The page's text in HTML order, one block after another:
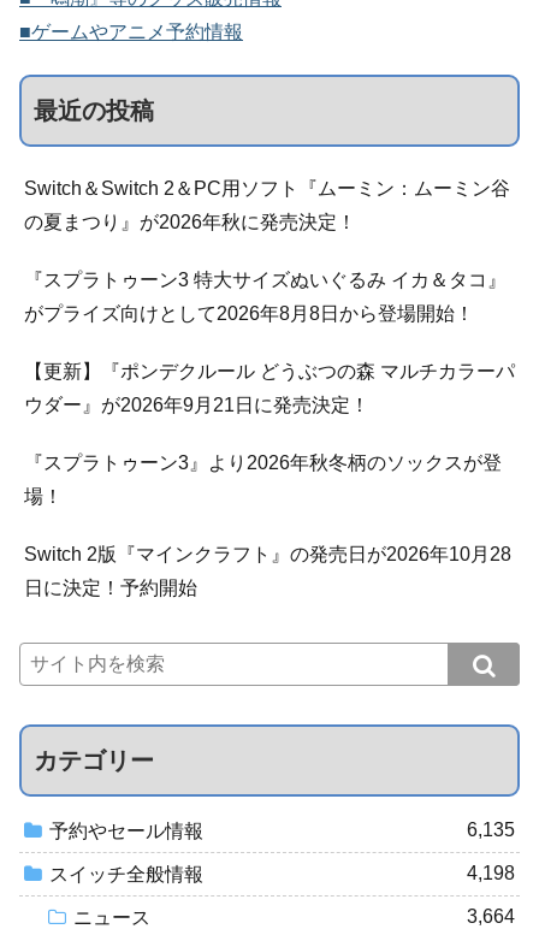
■ゲームやアニメ予約情報
最近の投稿
Switch＆Switch 2＆PC用ソフト『ムーミン：ムーミン谷
の夏まつり』が2026年秋に発売決定！
『スプラトゥーン3 特大サイズぬいぐるみ イカ＆タコ』
がプライズ向けとして2026年8月8日から登場開始！
【更新】『ポンデクルール どうぶつの森 マルチカラーパ
ウダー』が2026年9月21日に発売決定！
『スプラトゥーン3』より2026年秋冬柄のソックスが登
場！
Switch 2版『マインクラフト』の発売日が2026年10月28
日に決定！予約開始
カテゴリー
予約やセール情報 6,135
スイッチ全般情報 4,198
ニュース 3,664